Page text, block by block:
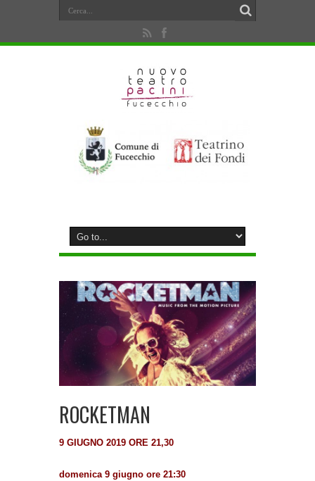
ROCKETMAN
9 GIUGNO 2019 ORE 21,30
domenica 9 giugno ore 21:30